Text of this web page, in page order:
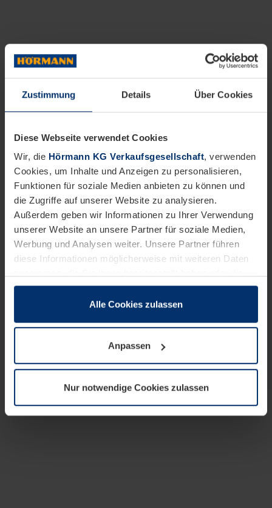
Zustimmung Details Über Cookies
Diese Webseite verwendet Cookies
Wir, die Hörmann KG Verkaufsgesellschaft, verwenden
Cookies, um Inhalte und Anzeigen zu personalisieren,
Funktionen für soziale Medien anbieten zu können und
die Zugriffe auf unserer Website zu analysieren.
Außerdem geben wir Informationen zu Ihrer Verwendung
unserer Website an unsere Partner für soziale Medien,
Werbung und Analysen weiter. Unsere Partner führen
diese Informationen möglicherweise mit weiteren Daten
sie im Rahmen Ihrer Nutzung der Dienste gesammelt
wenn diese für den Betrieb dieser Seite unbedingt
notwendig sind. Für alle anderen Cookie-Typen benötigen
wir Ihre Erlaubnis. Ihre Einwilligung können Sie jederzeit
Datenschutzerklärungunserer Website ändern oder
widerrufen.
Alle Cookies zulassen
Anpassen
Nur notwendige Cookies zulassen